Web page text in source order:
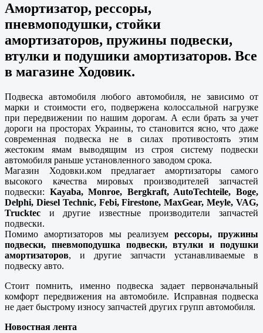
Амортизатор, рессоры,
пневмоподушки, стойки
амортизаторов, пружины подвески,
втулки и подушики амортизаторов. Все
в магазине Ходовик.
Подвеска автомобиля любого автомобиля, не зависимо от
марки и стоимости его, подвержена колоссальной нагрузке
при передвижении по нашим дорогам. А если брать за учет
дороги на просторах Украины, то становится ясно, что даже
современная подвеска не в силах противостоять этим
жестоким ямам выводящим из строя систему подвески
автомобиля раньше установленного заводом срока.
Магазин Ходовки.ком предлагает амортизаторы самого
высокого качества мировых производителей запчастей
подвески: Kayaba, Monroe, Bergkraft, AutoTechteile, Boge,
Delphi, Diesel Technic, Febi, Firestone, MaxGear, Meyle, VAG,
Trucktec и другие известные производители запчастей
подвески.
Помимо амортизаторов мы реализуем рессоры, пружины
подвески, пневмоподушка подвески, втулки и подушки
амортизаторов, и другие запчасти устанавливаемые в
подвеску авто.
Стоит помнить, именно подвеска задает первоначальный
комфорт передвижения на автомобиле. Исправная подвеска
не дает быстрому износу запчастей других групп автомобиля.
Новостная лента